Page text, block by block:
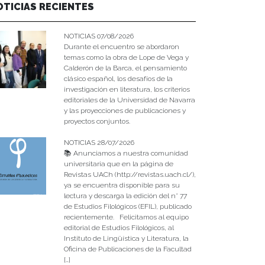
RECIENTES
NOTICIAS 07/08/2026
Durante el encuentro se abordaron
temas como la obra de Lope de Vega y
Calderón de la Barca, el pensamiento
clásico español, los desafíos de la
investigación en literatura, los criterios
editoriales de la Universidad de Navarra
y las proyecciones de publicaciones y
proyectos conjuntos.
NOTICIAS 28/07/2026
📚 Anunciamos a nuestra comunidad
universitaria que en la página de
Revistas UACh (http://revistas.uach.cl/),
ya se encuentra disponible para su
lectura y descarga la edición del n° 77
de Estudios Filológicos (EFIL), publicado
recientemente. Felicitamos al equipo
editorial de Estudios Filológicos, al
Instituto de Lingüística y Literatura, la
Oficina de Publicaciones de la Facultad
[…]